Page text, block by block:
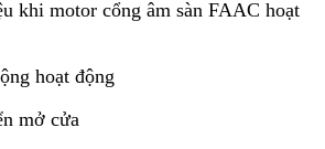
khi motor cổng âm sàn FAAC hoạt
hoạt động
mở cửa